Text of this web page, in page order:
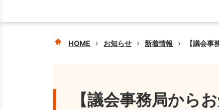
HOME › お知らせ › 新着情報 › 【議会
【議会事務局から